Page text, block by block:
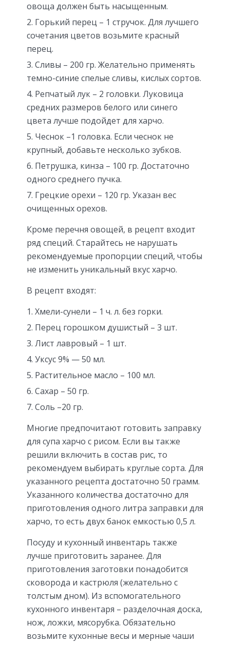
овоща должен быть насыщенным.
Горький перец – 1 стручок. Для лучшего
сочетания цветов возьмите красный
перец.
Сливы – 200 гр. Желательно применять
темно-синие спелые сливы, кислых сортов.
Репчатый лук – 2 головки. Луковица
средних размеров белого или синего
цвета лучше подойдет для харчо.
Чеснок –1 головка. Если чеснок не
крупный, добавьте несколько зубков.
Петрушка, кинза – 100 гр. Достаточно
одного среднего пучка.
Грецкие орехи – 120 гр. Указан вес
очищенных орехов.
Кроме перечня овощей, в рецепт входит
ряд специй. Старайтесь не нарушать
рекомендуемые пропорции специй, чтобы
не изменить уникальный вкус харчо.
В рецепт входят:
Хмели-сунели – 1 ч. л. без горки.
Перец горошком душистый – 3 шт.
Лист лавровый – 1 шт.
Уксус 9% — 50 мл.
Растительное масло – 100 мл.
Сахар – 50 гр.
Соль –20 гр.
Многие предпочитают готовить заправку
для супа харчо с рисом. Если вы также
решили включить в состав рис, то
рекомендуем выбирать круглые сорта. Для
указанного рецепта достаточно 50 грамм.
Указанного количества достаточно для
приготовления одного литра заправки для
харчо, то есть двух банок емкостью 0,5 л.
Посуду и кухонный инвентарь также
лучше приготовить заранее. Для
приготовления заготовки понадобится
сковорода и кастрюля (желательно с
толстым дном). Из вспомогательного
кухонного инвентаря – разделочная доска,
нож, ложки, мясорубка. Обязательно
возьмите кухонные весы и мерные чаши